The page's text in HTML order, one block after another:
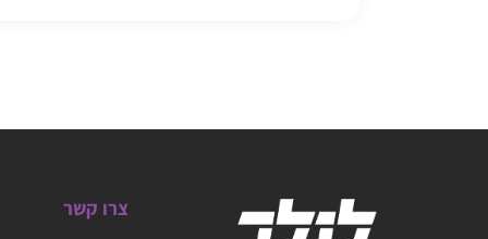
צרו קשר